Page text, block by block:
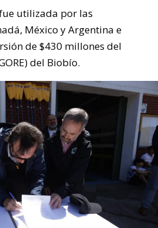
utilizada por las
México y Argentina e
de $430 millones del
del Biobío.